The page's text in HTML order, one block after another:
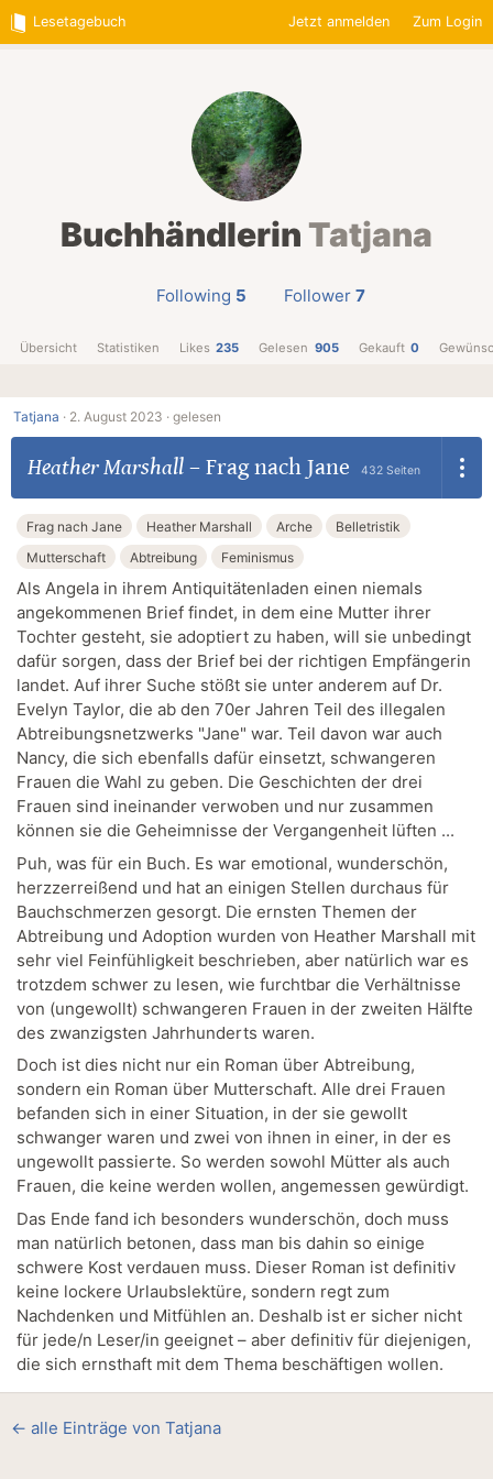
Lesetagebuch Jetzt anmelden Zum Login
Buchhändlerin Tatjana
Following 5 Follower 7
Übersicht Statistiken Likes 235 Gelesen 905 Gekauft 0
Tatjana · 2. August 2023 · gelesen
Heather Marshall– Frag nach Jane 432 Seiten
Frag nach Jane Heather Marshall Arche
Belletristik
Mutterschaft
Abtreibung Feminismus
Als Angela in ihrem Antiquitätenladen einen niemals
angekommenen Brief findet, in dem eine Mutter ihrer
Tochter gesteht, sie adoptiert zu haben, will sie unbedingt
dafür sorgen, dass der Brief bei der richtigen Empfängerin
landet. Auf ihrer Suche stößt sie unter anderem auf Dr.
Evelyn Taylor, die ab den 70er Jahren Teil des illegalen
Abtreibungsnetzwerks "Jane" war. Teil davon war auch
Nancy, die sich ebenfalls dafür einsetzt, schwangeren
Frauen die Wahl zu geben. Die Geschichten der drei
Frauen sind ineinander verwoben und nur zusammen
können sie die Geheimnisse der Vergangenheit lüften ...
Puh, was für ein Buch. Es war emotional, wunderschön,
herzzerreißend und hat an einigen Stellen durchaus für
Bauchschmerzen gesorgt. Die ernsten Themen der
Abtreibung und Adoption wurden von Heather Marshall mit
sehr viel Feinfühligkeit beschrieben, aber natürlich war es
trotzdem schwer zu lesen, wie furchtbar die Verhältnisse
von (ungewollt) schwangeren Frauen in der zweiten Hälfte
des zwanzigsten Jahrhunderts waren.
Doch ist dies nicht nur ein Roman über Abtreibung,
sondern ein Roman über Mutterschaft. Alle drei Frauen
befanden sich in einer Situation, in der sie gewollt
schwanger waren und zwei von ihnen in einer, in der es
ungewollt passierte. So werden sowohl Mütter als auch
Frauen, die keine werden wollen, angemessen gewürdigt.
Das Ende fand ich besonders wunderschön, doch muss
man natürlich betonen, dass man bis dahin so einige
schwere Kost verdauen muss. Dieser Roman ist definitiv
keine lockere Urlaubslektüre, sondern regt zum
Nachdenken und Mitfühlen an. Deshalb ist er sicher nicht
für jede/n Leser/in geeignet – aber definitiv für diejenigen,
die sich ernsthaft mit dem Thema beschäftigen wollen.
← alle Einträge von Tatjana